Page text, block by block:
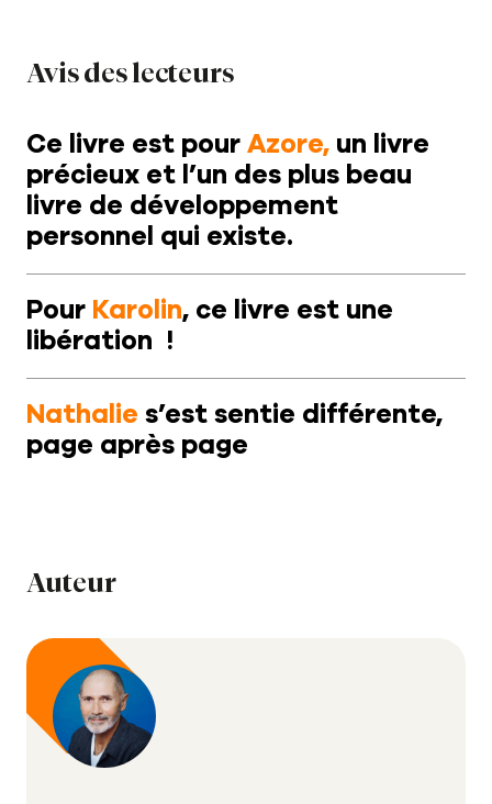
Avis des lecteurs
Ce livre est pour Azore,un livre
précieux et l’un des plus beau
livre de développement
personnel qui existe.
Pour Karolin, ce livre est une
libération !
Nathalie s’est sentie différente,
page après page
Auteur